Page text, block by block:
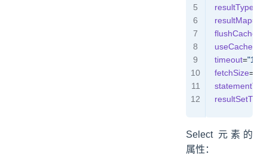
  resultType
  resultMap
=
  flushCache
  useCache
  timeout
="10"
  fetchSize
=
  resultSetType
Select 元素的
属性：